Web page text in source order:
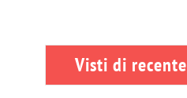
Visti di recente